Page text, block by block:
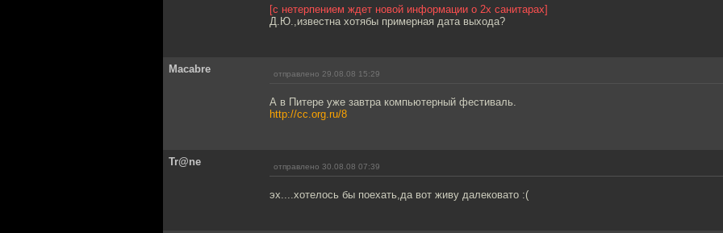
[с нетерпением ждет новой информации о 2х санитарах]
Д.Ю.,известна хотябы примерная дата выхода?
Macabre отправлено 29.08.08 15:29
А в Питере уже завтра компьютерный фестиваль.
http://cc.org.ru/8
Tr@ne отправлено 30.08.08 07:39
эх....хотелось бы поехать,да вот живу далековато :(